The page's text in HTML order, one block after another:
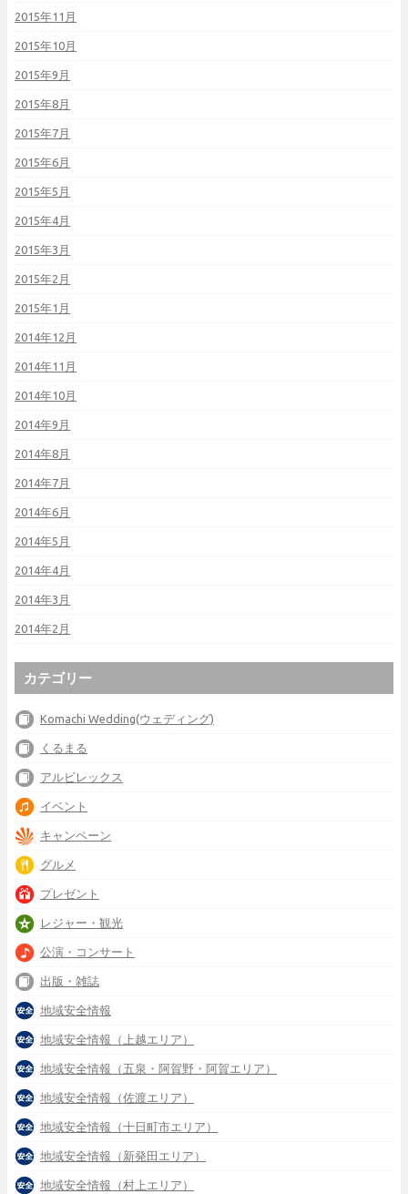
2015年11月
2015年10月
2015年9月
2015年8月
2015年7月
2015年6月
2015年5月
2015年4月
2015年3月
2015年2月
2015年1月
2014年12月
2014年11月
2014年10月
2014年9月
2014年8月
2014年7月
2014年6月
2014年5月
2014年4月
2014年3月
2014年2月
カテゴリー
Komachi Wedding(ウェディング)
くるまる
アルビレックス
イベント
キャンペーン
グルメ
プレゼント
レジャー・観光
公演・コンサート
出版・雑誌
地域安全情報
地域安全情報（上越エリア）
地域安全情報（五泉・阿賀野・阿賀エリア）
地域安全情報（佐渡エリア）
地域安全情報（十日町市エリア）
地域安全情報（新発田エリア）
地域安全情報（村上エリア）